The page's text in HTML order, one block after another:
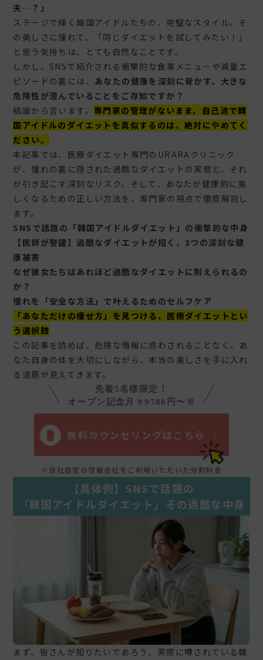
夫…？」
ステージで輝く韓国アイドルたちの、完璧なスタイル。そ
の美しさに憧れて、「同じダイエットを試してみたい！」
と思う気持ちは、とても自然なことです。
しかし、SNSで紹介される衝撃的な食事メニューや減量エ
ピソードの裏には、 あなたの健康を深刻に脅かす、大きな
危険性が潜んでいることをご存知ですか？
結論から言います。 専門家の管理がないまま、自己流で韓
国アイドルのダイエットを真似するのは、絶対にやめてく
ださい。
本記事では、医療ダイエット専門のURARAクリニック
が、憧れの裏に隠された過酷なダイエットの実態と、それ
が引き起こす深刻なリスク、そして、あなたが健康的に美
しくなるための正しい方法を、専門家の視点で徹底解説し
ます。
SNSで話題の「韓国アイドルダイエット」の衝撃的な中身
【医師が警鐘】過酷なダイエットが招く、3つの深刻な健
康被害
なぜ彼女たちはあれほど過酷なダイエットに耐えられるの
か？
憧れを「安全な方法」で叶えるためのセルフケア
「あなただけの痩せ方」を見つける、医療ダイエットとい
う選択肢
この記事を読めば、危険な情報に惑わされることなく、あ
なた自身の体を大切にしながら、本当の美しさを手に入れ
る道筋が見えてきます。
先着5名様限定！
オープン記念月々9780円〜※
無料カウンセリングはこちら
※当社指定の信販会社をご利用いただいた分割料金
【具体例】SNSで話題の
「韓国アイドルダイエット」その過酷な中身
まず、皆さんが知りたいであろう、実際に噂されている韓